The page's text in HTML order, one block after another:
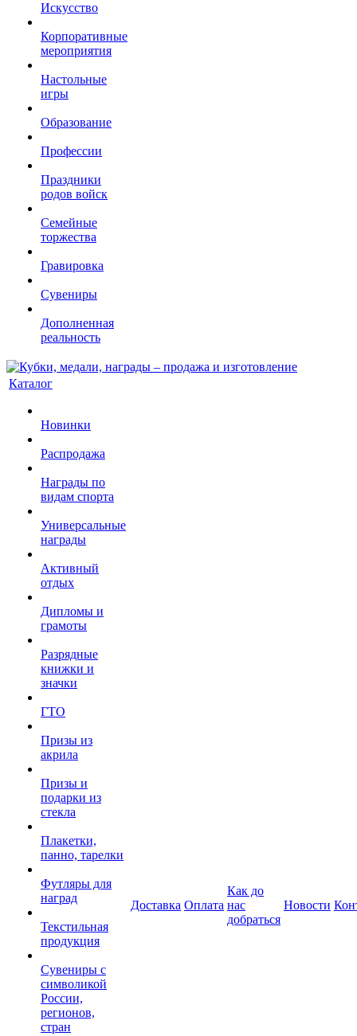
Искусство
Корпоративные
мероприятия
Настольные
игры
Образование
Профессии
Праздники
родов войск
Семейные
торжества
Гравировка
Сувениры
Дополненная
реальность
Каталог
Новинки
Распродажа
Награды по
видам спорта
Универсальные
награды
Активный
отдых
Дипломы и
грамоты
Разрядные
книжки и
значки
ГТО
Призы из
акрила
Призы и
подарки из
стекла
Плакетки,
панно, тарелки
Футляры для
наград
Текстильная
продукция
Сувениры с
символикой
России,
регионов,
стран
Доставка Оплата
Как до
нас
добраться
Новости